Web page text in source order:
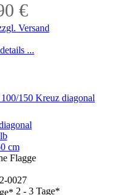
€
Versand
...
cm
Flagge
0027
2 - 3 Tage*